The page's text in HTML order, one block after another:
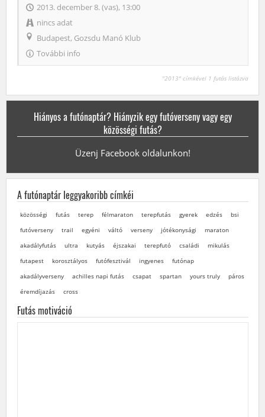
2013. december 8. (vas), 13:00
nincs adat
Budapest, Gozsdu Manó Klub
További info
"2013" címkével 1 futás listázva
Hiányos a futónaptár? Hiányzik egy futóverseny vagy egy
közösségi futás?
Üzenj Facebook oldalunkon!
A futónaptár leggyakoribb címkéi
közösségi futás terep félmaraton terepfutás gyerek edzés
bsi
futóverseny
trail egyéni váltó verseny jótékonysági
maraton
akadályfutás
ultra kutyás éjszakai terepfutó családi
mikulás
futapest
korosztályos futófesztivál ingyenes
futónap
akadályverseny
achilles napi futás csapat spartan yours truly
páros
éremdíjazás
cross
Futás motiváció